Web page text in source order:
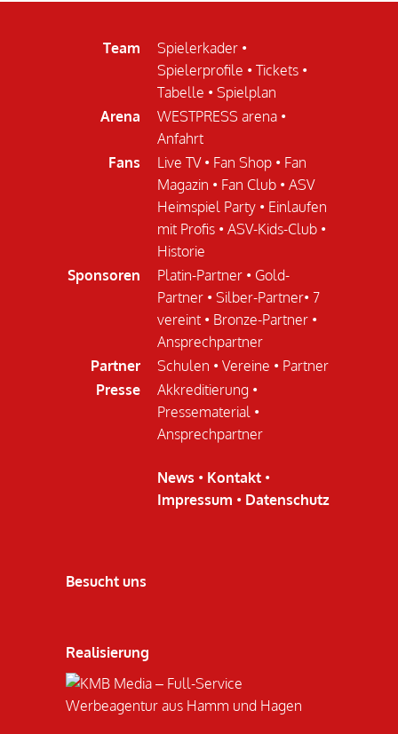
Team Spielerkader •
Spielerprofile • Tickets •
Tabelle • Spielplan
Arena
WESTPRESS arena •
Anfahrt
Fans
Live TV• Fan Shop • Fan
Magazin • Fan Club • ASV
Heimspiel Party • Einlaufen
mit Profis • ASV-Kids-Club •
Historie
Sponsoren
Platin-Partner • Gold-
Partner • Silber-Partner• 7
vereint • Bronze-Partner •
Ansprechpartner
Partner
Schulen • Vereine • Partner
Presse
Akkreditierung •
Pressematerial •
Ansprechpartner
News • Kontakt •
Impressum • Datenschutz
Besucht uns
Realisierung